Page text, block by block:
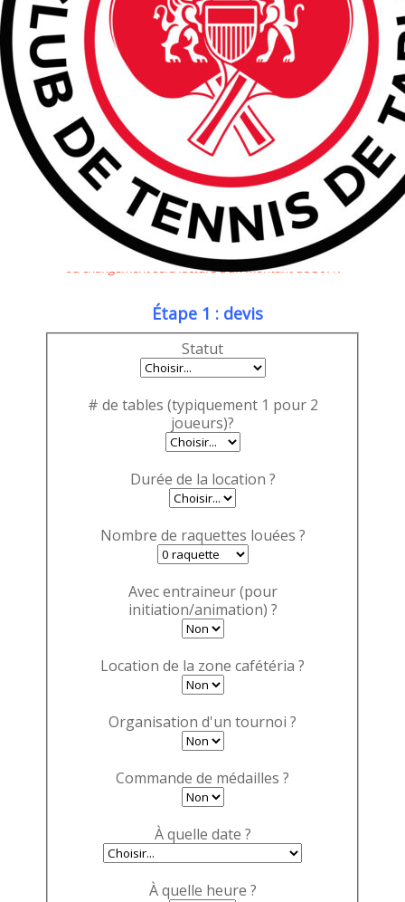
Le Lausanne CTT vous offre la possibilité de réserver et
louer des tables de tennis de table pour vos activités
scolaires, dans un cadre professionnel ou entre amis.
Vous trouverez davantage d'informations en consultant la
page :Informations Location Groupes
erseptembre au 30 juin, pas de réservation possible les lundis,
mardis et jeudis après 17h, et les mercredis après 13h.
Remarque: Une fois le devis reçu et validé de votre part, tout désistement
ou changement sera facturé d’un montant de 30Fr.
Étape 1 : devis
Statut
# de tables (typiquement 1 pour 2
joueurs)?
Durée de la location ?
Nombre de raquettes louées ?
Avec entraineur (pour
initiation/animation) ?
Location de la zone cafétéria ?
Organisation d'un tournoi ?
Commande de médailles ?
À quelle date ?
À quelle heure ?